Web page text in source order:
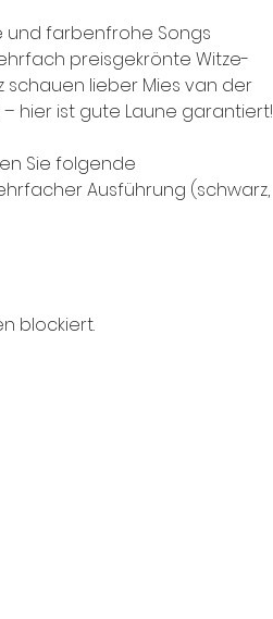
und farbenfrohe Songs
preisgekrönte Witze-
schauen lieber Mies van der
hier ist gute Laune garantiert!
Sie folgende
Ausführung (schwarz,
blockiert.